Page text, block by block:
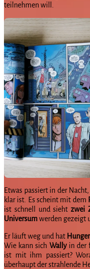
teilnehmen will.
Etwas passiert in der
klar ist. Es scheint mit dem
ist schnell und siehtzwei
Universumwerden gezeigt
Er läuft weg und hat Hunger
Wie kann sich Wallyin der
ist mit ihm passiert?
überhaupt der strahlende